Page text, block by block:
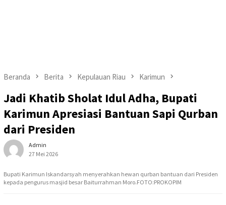
Beranda Berita Kepulauan Riau Karimun
Jadi Khatib Sholat Idul Adha, Bupati
Karimun Apresiasi Bantuan Sapi Qurban
dari Presiden
Admin
27 Mei 2026
Bupati Karimun Iskandarsyah menyerahkan hewan qurban bantuan dari Presiden
kepada pengurus masjid besar Baiturrahman Moro.FOTO:PROKOPIM